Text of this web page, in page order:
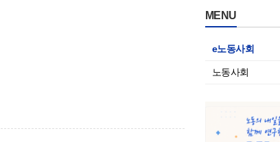
MENU
e노동사회
노동사회